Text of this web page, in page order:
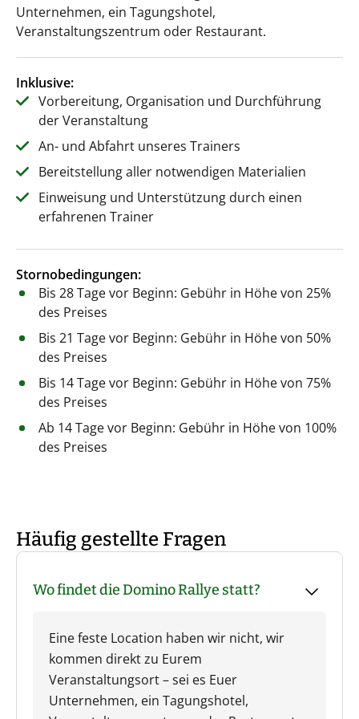
Unternehmen, ein Tagungshotel,
Veranstaltungszentrum oder Restaurant.
Inklusive:
Vorbereitung, Organisation und Durchführung
der Veranstaltung
An- und Abfahrt unseres Trainers
Bereitstellung aller notwendigen Materialien
Einweisung und Unterstützung durch einen
erfahrenen Trainer
Stornobedingungen:
Bis 28 Tage vor Beginn: Gebühr in Höhe von 25%
des Preises
Bis 21 Tage vor Beginn: Gebühr in Höhe von 50%
des Preises
Bis 14 Tage vor Beginn: Gebühr in Höhe von 75%
des Preises
Ab 14 Tage vor Beginn: Gebühr in Höhe von 100%
des Preises
Häufig gestellte Fragen
Wo findet die Domino Rallye statt?
Eine feste Location haben wir nicht, wir
kommen direkt zu Eurem
Veranstaltungsort – sei es Euer
Unternehmen, ein Tagungshotel,